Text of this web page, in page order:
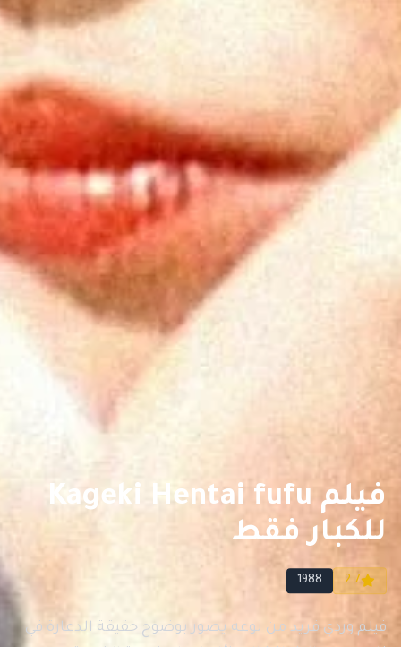
فيلم Kageki Hentai fufu
للكبار فقط
2.7
1988
فيلم وردي فريد من نوعه يصور بوضوح حقيقة الدعارة في